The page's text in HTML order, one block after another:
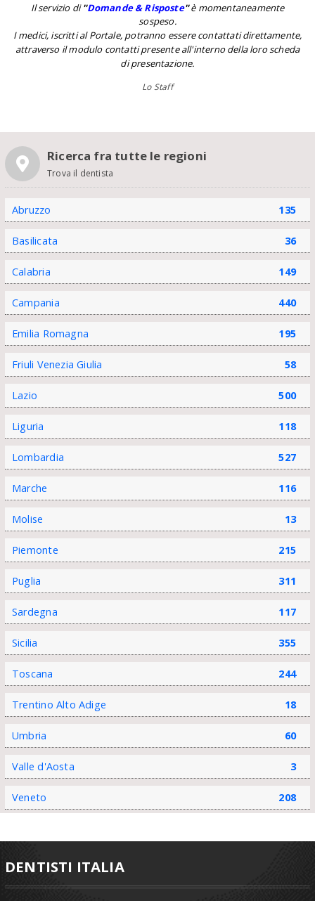
Il servizio di''Domande & Risposte''è momentaneamente
sospeso.
I medici, iscritti al Portale, potranno essere contattati direttamente,
attraverso il modulo contatti presente all'interno della loro scheda
di presentazione.
Lo Staff
Ricerca fra tutte le regioni
Trova il dentista
Abruzzo 135
Basilicata 36
Calabria 149
Campania 440
Emilia Romagna 195
Friuli Venezia Giulia 58
Lazio 500
Liguria 118
Lombardia 527
Marche 116
Molise 13
Piemonte 215
Puglia 311
Sardegna 117
Sicilia 355
Toscana 244
Trentino Alto Adige 18
Umbria 60
Valle d'Aosta 3
Veneto 208
DENTISTI ITALIA